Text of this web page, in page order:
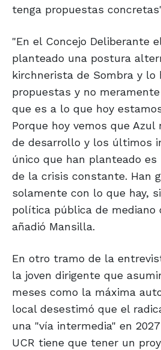
tenga propuestas
"En el Concejo Deliberante
planteado una postura
kirchnerista de Sombra y lo
propuestas y no
que es a lo que hoy
Porque hoy vemos que
de desarrollo y los últimos
único que han planteado
de la crisis constante. Han
solamente con lo que hay,
política pública de mediano
añadió Mansilla.
En otro tramo de la
la joven dirigente que
meses como la máxima
local desestimó que el
una "vía intermedia" en
UCR tiene que tener un